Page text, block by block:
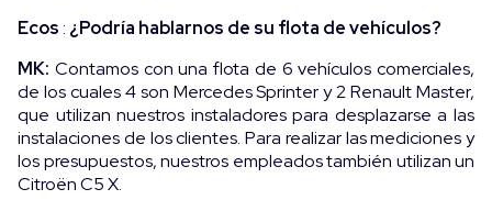
Ecos : ¿Podría hablarnos de su flota de vehículos?
MK: Contamos con una flota de 6 vehículos comerciales,
de los cuales 4 son Mercedes Sprinter y 2 Renault Master,
que utilizan nuestros instaladores para desplazarse a las
instalaciones de los clientes. Para realizar las mediciones y
los presupuestos, nuestros empleados también utilizan un
Citroën C5 X.